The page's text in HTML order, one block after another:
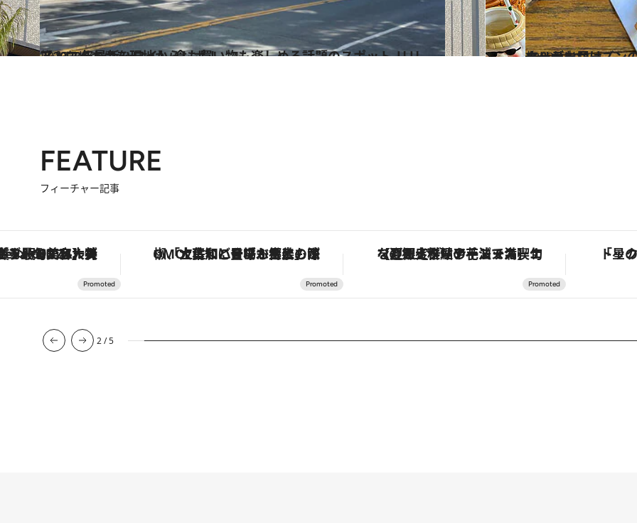
2023.1.29
【2023年最新ハワイ】 食も買い物も楽しめる話題のスポット リリア・ワイキキを現地からレポ！
旅＆お出かけ 2022.12.13
ホリデーシーズンの到来！ 2022年ハワイのクリスマス事情を 現地ライターがお届け
旅＆お出かけ
FEATURE
フィーチャー記事
「土佐和ハーブかき氷」がOMO7高知に登場！生姜、山椒、大葉など目にも舌にも涼を呼ぶ郷土の味 【夏限定ディナーコース】旬を迎える稚鮎や花ズッキーニなどをイタリア・トスカーナの郷土料理の手法で満喫！ 「星のや富士」でデジタルデトックス。冨士信仰の歴史を辿り、心身を調える。
3/5